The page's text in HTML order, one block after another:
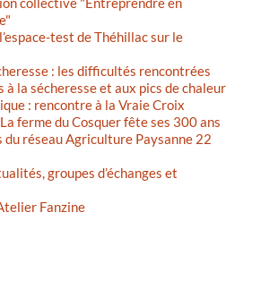
test de Théhillac sur le
: les difficultés rencontrées
à la sécheresse et aux pics de chaleur
: rencontre à la Vraie Croix
ferme du Cosquer fête ses 300 ans
du réseau Agriculture Paysanne 22
groupes d’échanges et
Fanzine